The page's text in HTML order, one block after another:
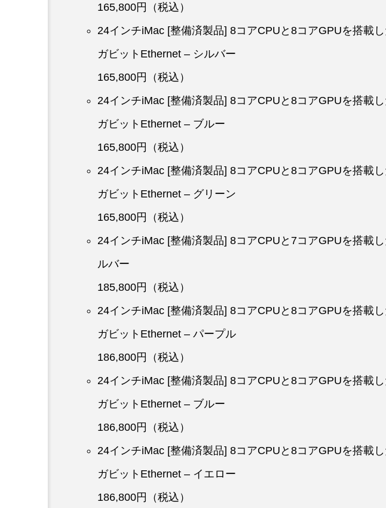
165,800円（税込）
24インチiMac [整備済製品] 8コアCPUと8コアGPUを搭載
ガビットEthernet – シルバー
165,800円（税込）
24インチiMac [整備済製品] 8コアCPUと8コアGPUを搭載
ガビットEthernet – ブルー
165,800円（税込）
24インチiMac [整備済製品] 8コアCPUと8コアGPUを搭載
ガビットEthernet – グリーン
165,800円（税込）
24インチiMac [整備済製品] 8コアCPUと7コアGPUを搭載
ルバー
185,800円（税込）
24インチiMac [整備済製品] 8コアCPUと8コアGPUを搭載
ガビットEthernet – パープル
186,800円（税込）
24インチiMac [整備済製品] 8コアCPUと8コアGPUを搭載
ガビットEthernet – ブルー
186,800円（税込）
24インチiMac [整備済製品] 8コアCPUと8コアGPUを搭載
ガビットEthernet – イエロー
186,800円（税込）